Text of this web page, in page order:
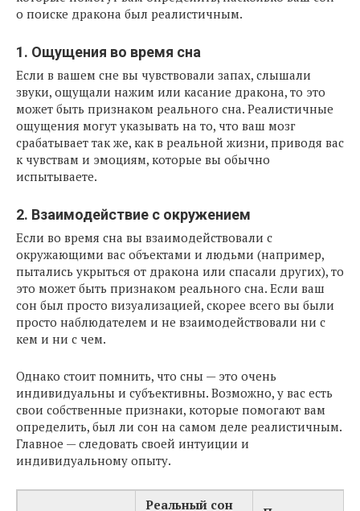
о поиске дракона был реалистичным.
1. Ощущения во время сна
Если в вашем сне вы чувствовали запах, слышали
звуки, ощущали нажим или касание дракона, то это
может быть признаком реального сна. Реалистичные
ощущения могут указывать на то, что ваш мозг
срабатывает так же, как в реальной жизни, приводя вас
к чувствам и эмоциям, которые вы обычно
испытываете.
2. Взаимодействие с окружением
Если во время сна вы взаимодействовали с
окружающими вас объектами и людьми (например,
пытались укрыться от дракона или спасали других), то
это может быть признаком реального сна. Если ваш
сон был просто визуализацией, скорее всего вы были
просто наблюдателем и не взаимодействовали ни с
кем и ни с чем.
Однако стоит помнить, что сны — это очень
индивидуальны и субъективны. Возможно, у вас есть
свои собственные признаки, которые помогают вам
определить, был ли сон на самом деле реалистичным.
Главное — следовать своей интуиции и
индивидуальному опыту.
Реальный сон